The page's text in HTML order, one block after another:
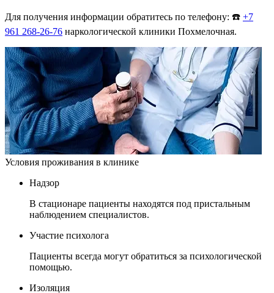
Для получения информации обратитесь по телефону: ☎️ +7
961 268-26-76 наркологической клиники Похмелочная.
Условия проживания в клинике
Надзор
В стационаре пациенты находятся под пристальным
наблюдением специалистов.
Участие психолога
Пациенты всегда могут обратиться за психологической
помощью.
Изоляция